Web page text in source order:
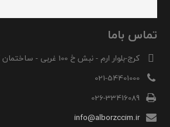
تماس باما
کرج-بلوار ارم - نبش خ 100 غربی - ساختمان آناهیتا
021-54401000
026-33416089
info@alborzccim.ir